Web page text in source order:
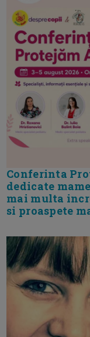
Conferinta
dedicate
mai multa
si proaspete